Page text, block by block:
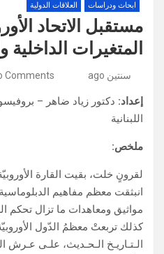
ابحاث ودراسات العلاقات الدولية
مستقبل الاتحاد
المتغيرات الداخلية
سنتين ago Comments
إعداد: دكتور زياد ضاهر –
اللبنانية
ملخص:
لقرونٍ خلت، بقيت القارة
انبثقت معظم مفاهيم
مواثيق ومعاهدات ما تزال تحكم
كذلك تربعتْ معظمُ الدّول
الـتـاريـخ الـحـديث، علـى عـرش